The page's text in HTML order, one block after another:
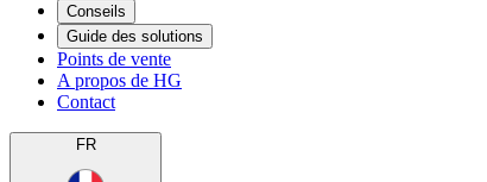
Conseils
Guide des solutions
Points de vente
A propos de HG
Contact
FR